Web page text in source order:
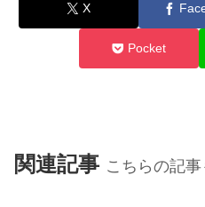
X
Pocket
関連記事 こちらの記